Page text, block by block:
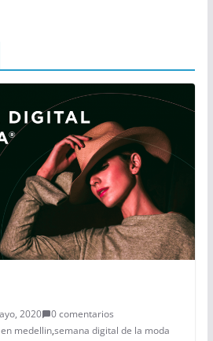
2020
0 comentarios
medellin,semana digital de la moda